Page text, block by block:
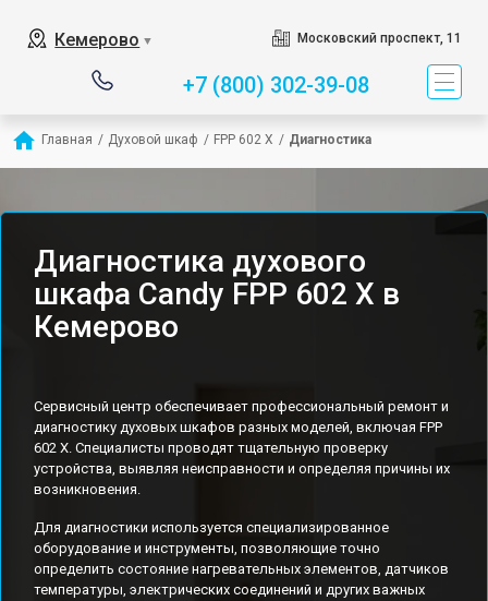
Кемерово ▼ Московский проспект, 11
+7 (800) 302-39-08
Главная / Духовой шкаф / FPP 602 X / Диагностика
Диагностика духового
шкафа Candy FPP 602 X в
Кемерово
Сервисный центр обеспечивает профессиональный ремонт и
диагностику духовых шкафов разных моделей, включая FPP
602 X. Специалисты проводят тщательную проверку
устройства, выявляя неисправности и определяя причины их
возникновения.
Для диагностики используется специализированное
оборудование и инструменты, позволяющие точно
определить состояние нагревательных элементов, датчиков
температуры, электрических соединений и других важных